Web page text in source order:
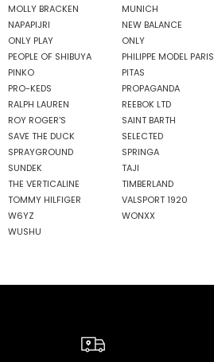
MOLLY BRACKEN
MUNICH
NAPAPIJRI
NEW BALANCE
ONLY PLAY
ONLY
PEOPLE OF SHIBUYA
PHILIPPE MODEL PARIS
PINKO
PITAS
PRO-KEDS
PROPAGANDA
RALPH LAUREN
REEBOK LTD
ROY ROGER'S
SAINT BARTH
SAVE THE DUCK
SELECTED
SPRAYGROUND
SPRINGA
SUNDEK
TAJI
THE VERTICALINE
TIMBERLAND
TOMMY HILFIGER
VALSPORT 1920
W6YZ
WONXX
WUSHU